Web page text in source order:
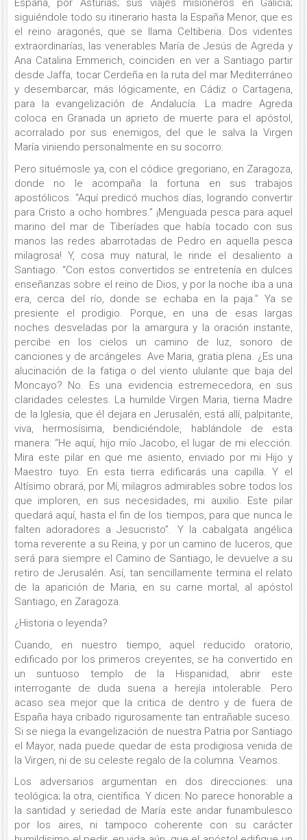
España, por Asturias; sus viajes misioneros en Galicia;
siguiéndole todo su itinerario hasta la España Menor, que es
el reino aragonés, que se llama Celtiberia. Dos videntes
extraordinarías, las venerables María de Jesús de Agreda y
Ana Catalina Emmerich, coinciden en ver a Santiago partir
desde Jaffa, tocar Cerdeña en la ruta del mar Mediterráneo
y desembarcar, más lógicamente, en Cádiz o Cartagena,
para la evangelización de Andalucía. La madre Agreda
coloca en Granada un aprieto de muerte para el apóstol,
acorralado por sus enemigos, del que le salva la Virgen
María viniendo personalmente en su socorro.
Pero situémosle ya, con el códice gregoriano, en Zaragoza,
donde no le acompaña la fortuna en sus trabajos
apostólicos. “Aquí predicó muchos días, logrando convertir
para Cristo a ocho hombres.” ¡Menguada pesca para aquel
marino del mar de Tiberíades que había tocado con sus
manos las redes abarrotadas de Pedro en aquella pesca
milagrosa! Y, cosa muy natural, le rinde el desaliento a
Santiago. “Con estos convertidos se entretenía en dulces
enseñanzas sobre el reino de Dios, y por la noche iba a una
era, cerca del río, donde se echaba en la paja.” Ya se
presiente el prodigio. Porque, en una de esas largas
noches desveladas por la amargura y la oración instante,
percibe en los cielos un camino de luz, sonoro de
canciones y de arcángeles. Ave Maria, gratia plena. ¿Es una
alucinación de la fatiga o del viento ululante que baja del
Moncayo? No. Es una evidencia estremecedora, en sus
claridades celestes. La humilde Virgen Maria, tierna Madre
de la Iglesia, que él dejara en Jerusalén, está allí, palpitante,
viva, hermosísima, bendiciéndole, hablándole de esta
manera: “He aquí, hijo mío Jacobo, el lugar de mi elección.
Mira este pilar en que me asiento, enviado por mi Hijo y
Maestro tuyo. En esta tierra edificarás una capilla. Y el
Altísimo obrará, por Mí, milagros admirables sobre todos los
que imploren, en sus necesidades, mi auxilio. Este pilar
quedará aquí, hasta el fin de los tiempos, para que nunca le
falten adoradores a Jesucristo”. Y la cabalgata angélica
toma reverente a su Reina, y por un camino de luceros, que
será para siempre el Camino de Santiago, le devuelve a su
retiro de Jerusalén. Así, tan sencillamente termina el relato
de la aparición de Maria, en su carne mortal, al apóstol
Santiago, en Zaragoza.
¿Historia o leyenda?
Cuando, en nuestro tiempo, aquel reducido oratorio,
edificado por los primeros creyentes, se ha convertido en
un suntuoso templo de la Hispanidad, abrir este
interrogante de duda suena a herejía intolerable. Pero
acaso sea mejor que la critica de dentro y de fuera de
España haya cribado rigurosamente tan entrañable suceso.
Si se niega la evangelización de nuestra Patria por Santiago
el Mayor, nada puede quedar de esta prodigiosa venida de
la Virgen, ni de su celeste regalo de la columna. Veamos.
Los adversarios argumentan en dos direcciones: una
teológica; la otra, científica. Y dicen: No parece honorable a
la santidad y seriedad de María este andar funambulesco
por los aires, ni tampoco coherente con su carácter